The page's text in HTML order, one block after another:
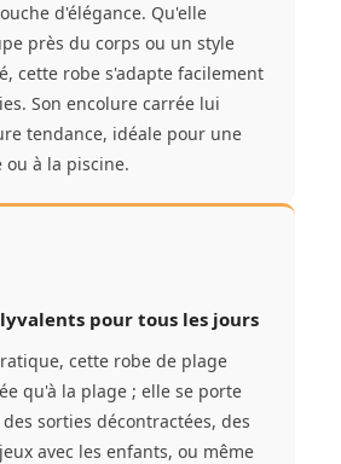
d'élégance. Qu'elle
près du corps ou un style
cette robe s'adapte facilement
Son encolure carrée lui
tendance, idéale pour une
à la piscine.
pour tous les jours
cette robe de plage
qu'à la plage ; elle se porte
sorties décontractées, des
avec les enfants, ou même